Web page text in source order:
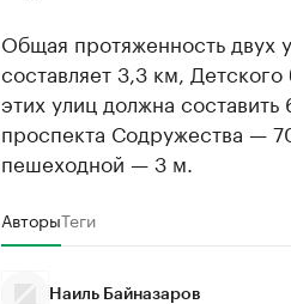
Общая протяженность двух
составляет 3,3 км,
этих улиц должна
проспекта Содружества —
пешеходной — 3 м.
АвторыТеги
Наиль Байназаров